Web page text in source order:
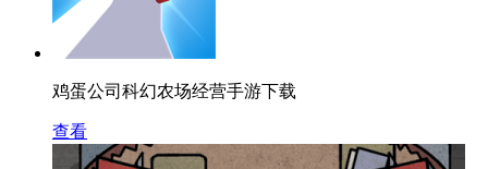
鸡蛋公司科幻农场经营手游下载
查看